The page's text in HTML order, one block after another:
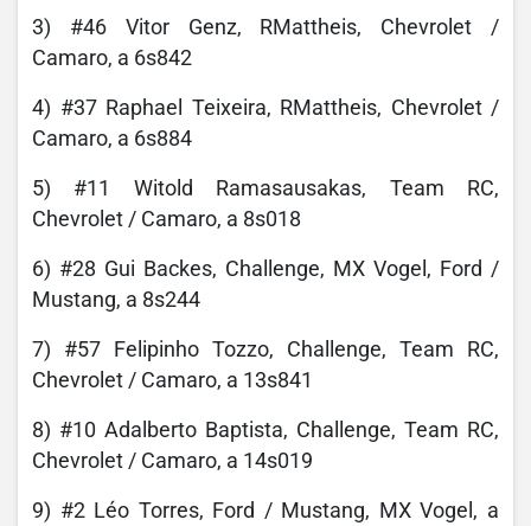
3) #46 Vitor Genz, RMattheis, Chevrolet /
Camaro, a 6s842
4) #37 Raphael Teixeira, RMattheis, Chevrolet /
Camaro, a 6s884
5) #11 Witold Ramasausakas, Team RC,
Chevrolet / Camaro, a 8s018
6) #28 Gui Backes, Challenge, MX Vogel, Ford /
Mustang, a 8s244
7) #57 Felipinho Tozzo, Challenge, Team RC,
Chevrolet / Camaro, a 13s841
8) #10 Adalberto Baptista, Challenge, Team RC,
Chevrolet / Camaro, a 14s019
9) #2 Léo Torres, Ford / Mustang, MX Vogel, a